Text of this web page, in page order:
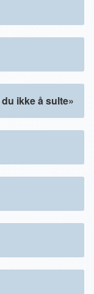
ikke å sulte»